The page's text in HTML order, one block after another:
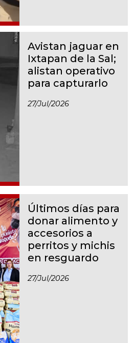
Avistan jaguar en
Ixtapan de la Sal;
alistan operativo
para capturarlo
27/jul/2026
Últimos días para
donar alimento y
accesorios a
perritos y michis
en resguardo
27/jul/2026